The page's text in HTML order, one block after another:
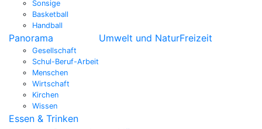
Sonsige
Basketball
Handball
Panorama
Gesellschaft
Schul-Beruf-Arbeit
Menschen
Wirtschaft
Kirchen
Wissen
Umwelt und NaturFreizeit
Essen & Trinken